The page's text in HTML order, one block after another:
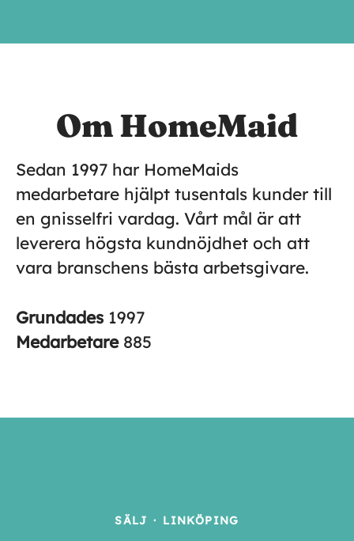
Om HomeMaid
Sedan 1997 har HomeMaids
medarbetare hjälpt tusentals kunder till
en gnisselfri vardag. Vårt mål är att
leverera högsta kundnöjdhet och att
vara branschens bästa arbetsgivare.
Grundades 1997
Medarbetare 885
SÄLJ · LINKÖPING